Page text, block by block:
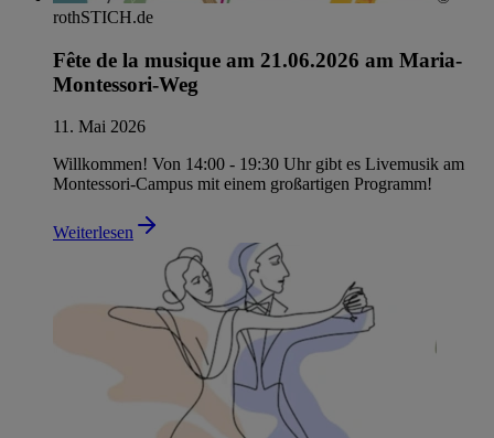
rothSTICH.de
Fête de la musique am 21.06.2026 am Maria-
Montessori-Weg
11. Mai 2026
Willkommen! Von 14:00 - 19:30 Uhr gibt es Livemusik am
Montessori-Campus mit einem großartigen Programm!
Weiterlesen